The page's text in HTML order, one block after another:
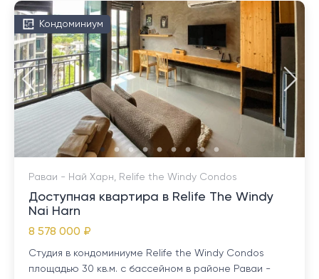
Кондоминиум
Раваи - Най Харн, Relife the Windy Condos
Доступная квартира в Relife The Windy
Nai Harn
8 578 000 ₽
Студия в кондоминиуме Relife the Windy Condos
площадью 30 кв.м. с бассейном в районе Раваи -